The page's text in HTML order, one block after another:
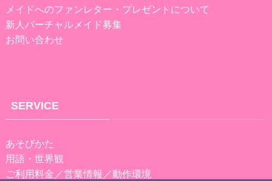
メイドへのファンレター・プレゼントについて
新人バーチャルメイド募集
お問い合わせ
SERVICE
あそびかた
用語・世界観
ご利用料金／営業情報／動作環境